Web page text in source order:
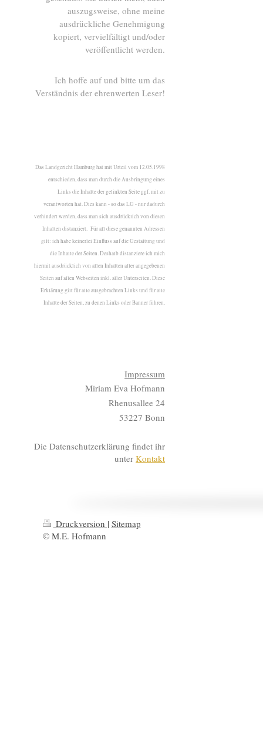
auszugsweise, ohne meine
ausdrückliche Genehmigung
kopiert, vervielfältigt und/oder
veröffentlicht werden.
Ich hoffe auf und bitte um das
Verständnis der ehrenwerten Leser!
Das Landgericht Hamburg hat mit Urteil vom 12.05.1998
entschieden, dass man durch die Ausbringung eines
Links die Inhalte der gelinkten Seite ggf. mit zu
verantworten hat. Dies kann - so das LG - nur dadurch
verhindert werden, dass man sich ausdrücklich von diesen
Inhalten distanziert. Für all diese genannten Adressen
gilt: ich habe keinerlei Einfluss auf die Gestaltung und
die Inhalte der Seiten. Deshalb distanziere ich mich
hiermit ausdrücklich von allen Inhalten aller angegebenen
Seiten auf allen Webseiten inkl. aller Unterseiten. Diese
Erklärung gilt für alle ausgebrachten Links und für alle
Inhalte der Seiten, zu denen Links oder Banner führen.
Impressum
Miriam Eva Hofmann
Rhenusallee 24
53227 Bonn
Die Datenschutzerklärung findet ihr
unterKontakt
Druckversion | Sitemap
© M.E. Hofmann